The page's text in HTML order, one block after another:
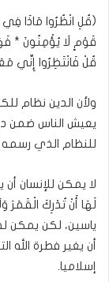
(قُلِ انْظُرُوا مَاذَا فِي
قَوْمٍ لَا يُؤْمِنُونَ *
قُلْ فَانْتَظِرُوا إِنِّي
ولأن الدين نظام
يعيش الناس ضمن
للنظام الذي رسمه
لا يمكن للإنسان
لَهَا أَنْ تُدْرِكَ الْقَمَرَ
ياسين، لكن يمكن
أن يغير فطرة الله
إسلاميا.